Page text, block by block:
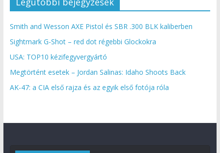
Smith and Wesson AXE Pistol és SBR .300 BLK kaliberben
Sightmark G-Shot – red dot régebbi Glockokra
USA: TOP10 kézifegyvergyártó
Megtörtént esetek – Jordan Salinas: Idaho Shoots Back
AK-47: a CIA első rajza és az egyik első fotója róla